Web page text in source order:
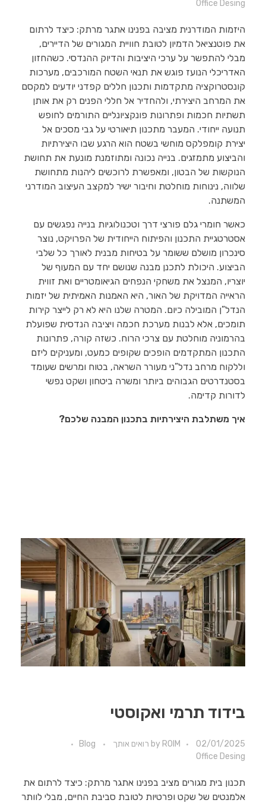
Office Desing
היזמות המודרנית מציבה בפנינו אתגר מרתק: כיצד לרתום
את פוטנציאל הדמיון לטובת חוויית המגורים של הדיירים,
מבלי להתפשר על ערכי היציבות והדיוק ההנדסי. כשהחזון
האדריכלי הנועז פוגש את תנאי השטח המורכבים, מערכות
קונסטרוקציה מתקדמות ותכנון חללים קפדני יודעים למקסם
את המרחב היצירתי, ולהחדיר אל חללי הפנים רק את אותן
תשתיות חכמות ופתרונות פונקציונליים התורמים לחופש
תנועה ייחודי. המעבר מתכנון תיאורטי על גבי מסכים אל
יצירת קומפלקס מוחשי בשטח הוא הרגע שבו היצירתיות
והביצוע מתמזגים. בנייה נכונה ומתוזמנת מונעת את תחושת
הנוקשות של הבטון, ומאפשרת לרוכשים ליהנות מתחושת
שלווה, נינוחות מוחלטת וחיבור ישיר למקצב העיצוב המודרני
המשתנה.
כאשר חומרי גלם פורצי דרך וטכנולוגיות בנייה נפגשים עם
אסטרטגיית התכנון והפיתוח הייחודית של הפרויקט, נוצר
סינכרון מושלם ששומר על בטיחות מבנית לאורך כל שלבי
הביצוע. היכולת לתכנן מבנה שנושם יחד עם המעוף של
יוצריו, המנצל את משחקי הנפחים הגיאומטריים ואת זווית
הראייה המדויקת של האור, היא האמנות האמיתית של יזמות
הנדל”ן המובילה כיום. המטרה שלנו היא לא רק לייצר קירות
תומכים, אלא לבנות מערכת חכמה ויציבה הנדסית שפועלת
בהרמוניה מוחלטת עם צרכי הרוח. כשזה קורה, פתרונות
התכנון המתקדמים הופכים שקופים כמעט, ומעניקים ליזם
וללקוח מרחב נדל”ני מעורר השראה, בטוח ומרשים שעומד
בסטנדרטים הגבוהים ביותר ומשרה ביטחון ושקט נפשי
לדורות קדימה.
איך משתלבת היצירתיות בתכנון המבנה שלכם?
בידוד תרמי ואקוסטי
02/01/2025
by ROIM רואים אותך
Blog
Office Desing
תכנון בית מגורים מציב בפנינו אתגר מרתק: כיצד לרתום את
אלמנטים של שקט ופרטיות לטובת סביבת החיים, מבלי לוותר